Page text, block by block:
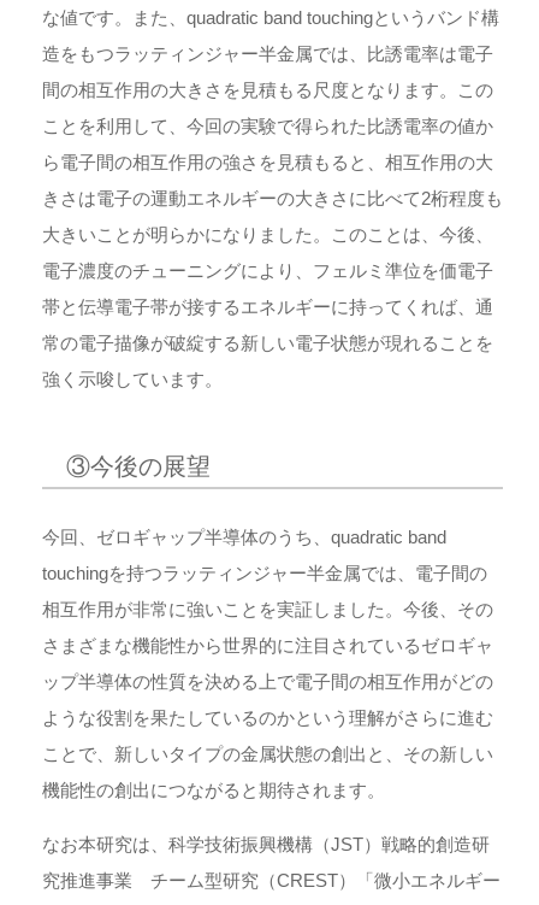
な値です。また、quadratic band touchingというバンド構
造をもつラッティンジャー半金属では、比誘電率は電子
間の相互作用の大きさを見積もる尺度となります。この
ことを利用して、今回の実験で得られた比誘電率の値か
ら電子間の相互作用の強さを見積もると、相互作用の大
きさは電子の運動エネルギーの大きさに比べて2桁程度も
大きいことが明らかになりました。このことは、今後、
電子濃度のチューニングにより、フェルミ準位を価電子
帯と伝導電子帯が接するエネルギーに持ってくれば、通
常の電子描像が破綻する新しい電子状態が現れることを
強く示唆しています。
③今後の展望
今回、ゼロギャップ半導体のうち、quadratic band
touchingを持つラッティンジャー半金属では、電子間の
相互作用が非常に強いことを実証しました。今後、その
さまざまな機能性から世界的に注目されているゼロギャ
ップ半導体の性質を決める上で電子間の相互作用がどの
ような役割を果たしているのかという理解がさらに進む
ことで、新しいタイプの金属状態の創出と、その新しい
機能性の創出につながると期待されます。
なお本研究は、科学技術振興機構（JST）戦略的創造研
究推進事業 チーム型研究（CREST）「微小エネルギー